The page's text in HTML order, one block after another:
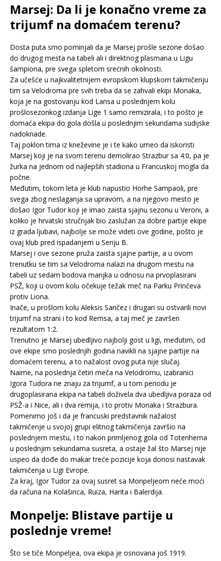
Marsej: Da li je konačno vreme za
trijumf na domaćem terenu?
Dosta puta smo pominjali da je Marsej prošle sezone došao
do drugog mesta na tabeli ali i direktnog plasmana u Ligu
šampiona, pre svega spletom srećnih okolnosti.
Za učešće u najkvalitetnijem evropskom klupskom takmičenju
tim sa Velodroma pre svih treba da se zahvali ekipi Monaka,
koja je na gostovanju kod Lansa u poslednjem kolu
prošlosezonkog izdanja Lige 1 samo remizirala, i to pošto je
domaća ekipa do gola došla u poslednjim sekundama sudijske
nadoknade.
Taj poklon tima iz kneževine je i te kako umeo da iskoristi
Marsej koji je na svom terenu demolirao Strazbur sa 4:0, pa je
žurka na jednom od najlepših stadiona u Francuskoj mogla da
počne.
Međutim, tokom leta je klub napustio Horhe Sampaoli, pre
svega zbog neslaganja sa upravom, a na njegovo mesto je
došao Igor Tudor koji je imao zaista sjajnu sezonu u Veroni, a
koliko je hrvatski stručnjak bio zaslužan za dobre partije ekipe
iz grada ljubavi, najbolje se može videti ove godine, pošto je
ovaj klub pred ispadanjem u Seriju B.
Marsej i ove sezone pruža zaista sjajne partije, a u ovom
trenutku se tim sa Velodroma nalazi na drugom mestu na
tabeli uz sedam bodova manjka u odnosu na prvoplasirani
PSŽ, koji u ovom kolu očekuje težak meč na Parku Prinčeva
protiv Liona.
Inače, u prošlom kolu Aleksis Sančez i drugari su ostvarili novi
trijumf na strani i to kod Remsa, a taj meč je završen
rezultatom 1:2.
Trenutno je Marsej ubedljivo najbolji gost u ligi, međutim, od
ove ekipe smo poslednjih godina navikli na sjajne partije na
domaćem terenu, a to nažalost ovog puta nije slučaj.
Naime, na poslednja četiri meča na Velodromu, izabranici
Igora Tudora ne znaju za trijumf, a u tom periodu je
drugoplasirana ekipa na tabeli doživela dva ubedljiva poraza od
PSŽ-a i Nice, ali i dva remija, i to protiv Monaka i Strazbura.
Pomenimo još i da je francuski predstavnik nažalost
takmičenje u svojoj grupi elitnog takmičenja završio na
poslednjem mestu, i to nakon primljenog gola od Totenhema
u poslednjim sekundama susreta, a ostaje žal što Marsej nije
uspeo da dođe do makar treće pozicije koja donosi nastavak
takmičenja u Ligi Evrope.
Za kraj, Igor Tudor za ovaj susret sa Monpeljeom neće moći
da računa na Kolašinca, Ruiza, Harita i Balerdija.
Monpelje: Blistave partije u
poslednje vreme!
Što se tiče Monpeljea, ova ekipa je osnovana još 1919.